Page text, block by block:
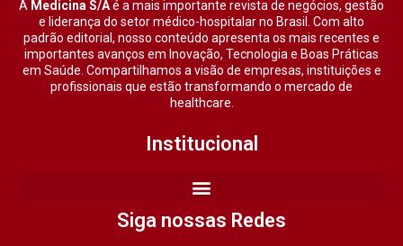
A Medicina S/Aé a mais importante revista de negócios, gestão
e liderança do setor médico-hospitalar no Brasil. Com alto
padrão editorial, nosso conteúdo apresenta os mais recentes e
importantes avanços em Inovação, Tecnologia e Boas Práticas
em Saúde. Compartilhamos a visão de empresas, instituições e
profissionais que estão transformando o mercado de
healthcare.
Institucional
Siga nossas Redes